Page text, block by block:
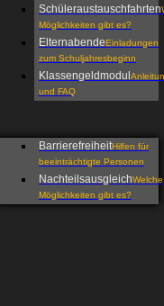
Schüleraustauschfahrten
Möglichkeiten gibt es?
ElternabendeEinladungen
zum Schuljahresbeginn
Klassengeldmodul
und FAQ
BarrierefreiheitHilfen für
beeinträchtigte Personen
NachteilsausgleichWelche
Möglichkeiten gibt es?